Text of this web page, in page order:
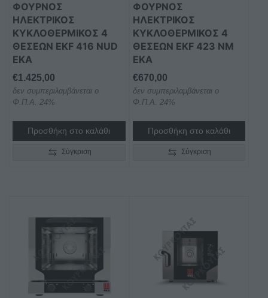
ΦΟΥΡΝΟΣ
ΗΛΕΚΤΡΙΚΟΣ
ΚΥΚΛΟΘΕΡΜΙΚΟΣ 4
ΘΕΣΕΩΝ EKF 416 NUD
EKA
€1.425,00
δεν συμπεριλαμβάνεται ο
Φ.Π.Α. 24%
Προσθήκη στο καλάθι
Σύγκριση
ΦΟΥΡΝΟΣ
ΗΛΕΚΤΡΙΚΟΣ
ΚΥΚΛΟΘΕΡΜΙΚΟΣ 4
ΘΕΣΕΩΝ EKF 423 NM
EKA
€670,00
δεν συμπεριλαμβάνεται ο
Φ.Π.Α. 24%
Προσθήκη στο καλάθι
Σύγκριση